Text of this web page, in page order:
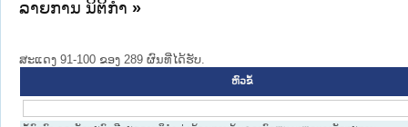
ລາຍການ ນິຕິກໍາ »
ສະແດງ 91-100 ຂອງ 289 ຜົນທີ່ໄດ້ຮັບ.
ຫົວຂໍ້